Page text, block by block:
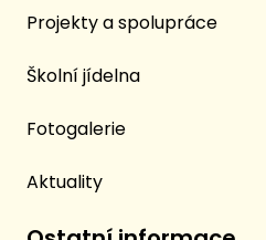
Projekty a spolupráce
Školní jídelna
Fotogalerie
Aktuality